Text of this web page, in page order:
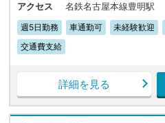
アクセス
名鉄名古屋本線豊明駅
週5日勤務 車通勤可 未経験歓迎
交通費支給
詳細を見る